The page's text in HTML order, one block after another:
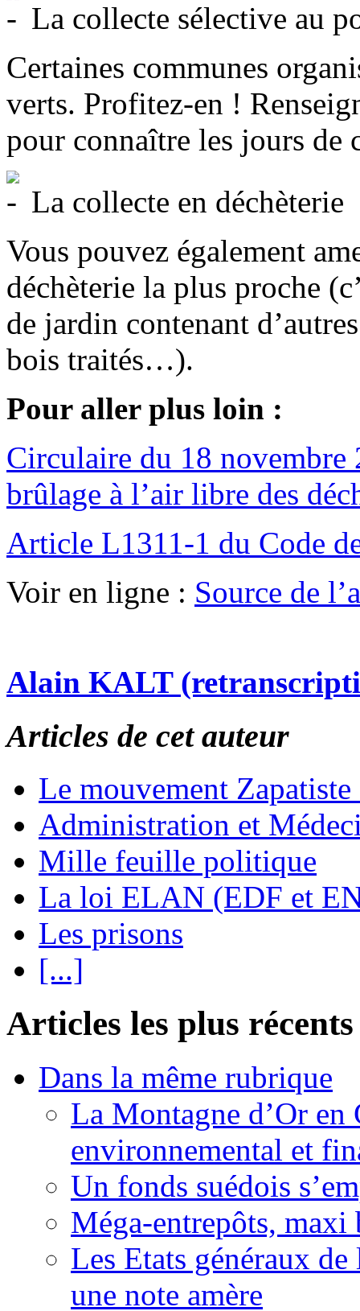
La collecte sélective au
Certaines communes
verts. Profitez-en !
pour connaître les jours de
La collecte en déchèterie
Vous pouvez également
déchèterie la plus proche
de jardin contenant
bois traités…).
Pour aller plus loin :
Circulaire du 18
brûlage à l’air libre des
Article L1311-1 du Code
Voir en ligne : Source de
Alain KALT
Articles de cet auteur
Le mouvement
Administration et
Mille feuille politique
La loi ELAN (EDF et
Les prisons
[...]
Articles les plus récents
Dans la même rubrique
La Montagne d’Or
environnemental et
Un fonds suédois
Méga-entrepôts, maxi
Les Etats généraux
une note amère